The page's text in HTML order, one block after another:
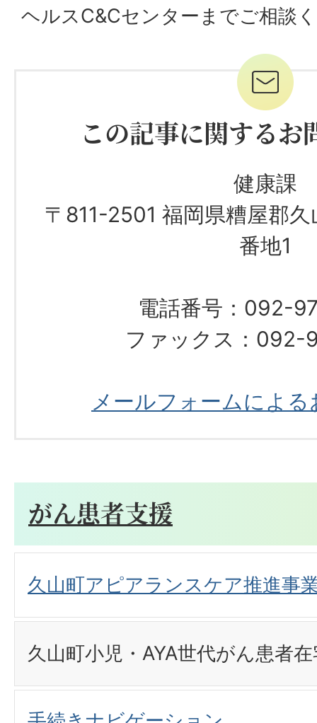
ヘルスC&Cセンターまでご相談
この記事に関するお
健康課
〒811-2501 福岡県糟屋郡
番地1
電話番号：092-
ファックス：092-
メールフォームによ
がん患者支援
久山町アピアランスケア推進事
久山町小児・AYA世代がん患者